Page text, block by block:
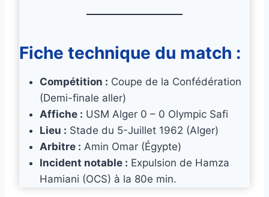
Fiche technique du match :
Compétition : Coupe de la Confédération
(Demi-finale aller)
Affiche : USM Alger 0 – 0 Olympic Safi
Lieu : Stade du 5-Juillet 1962 (Alger)
Arbitre : Amin Omar (Égypte)
Incident notable : Expulsion de Hamza
Hamiani (OCS) à la 80e min.